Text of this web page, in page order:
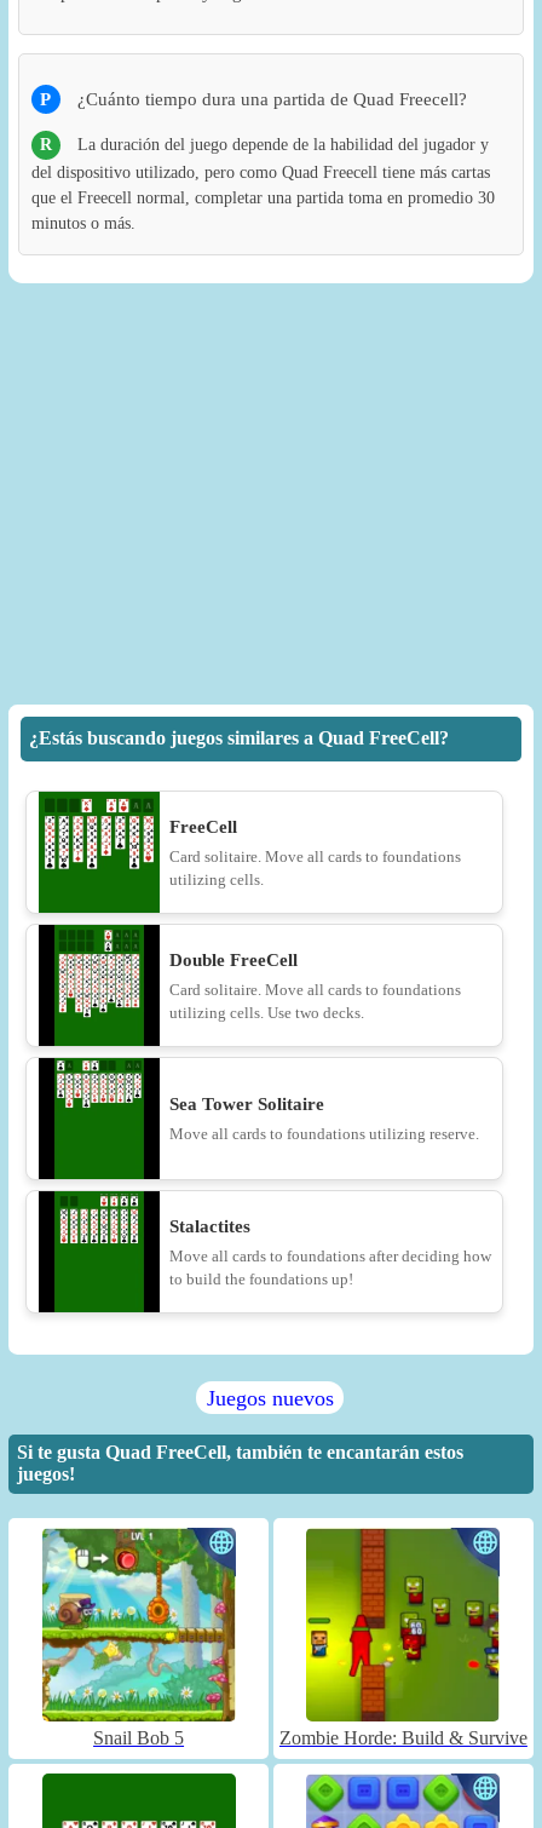
P ¿Cuánto tiempo dura una partida de Quad Freecell?
R
La duración del juego depende de la habilidad del jugador y
del dispositivo utilizado, pero como Quad Freecell tiene más cartas
que el Freecell normal, completar una partida toma en promedio 30
minutos o más.
¿Estás buscando juegos similares a Quad FreeCell?
FreeCell
Card solitaire. Move all cards to foundations
utilizing cells.
Double FreeCell
Card solitaire. Move all cards to foundations
utilizing cells. Use two decks.
Sea Tower Solitaire
Move all cards to foundations utilizing reserve.
Stalactites
Move all cards to foundations after deciding how
to build the foundations up!
Juegos nuevos
Si te gusta Quad FreeCell, también te encantarán estos
juegos!
Snail Bob 5 Zombie Horde: Build & Survive